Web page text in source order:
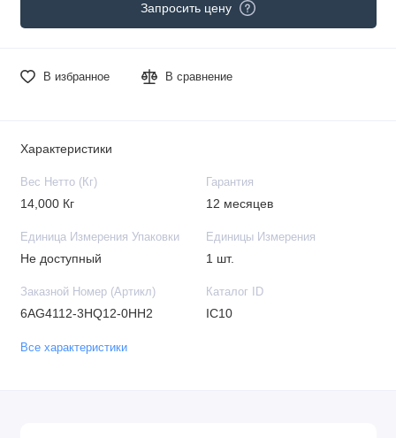
Запросить цену
В избранное В сравнение
Характеристики
Вес Нетто (Кг)
14,000 Кг
Гарантия
12 месяцев
Единица Измерения Упаковки
Не доступный
Единицы Измерения
1 шт.
Заказной Номер (Артикл)
6AG4112-3HQ12-0HH2
Каталог ID
IC10
Все характеристики